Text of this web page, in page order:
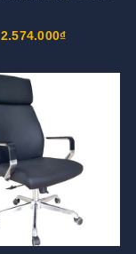
2.574.000₫